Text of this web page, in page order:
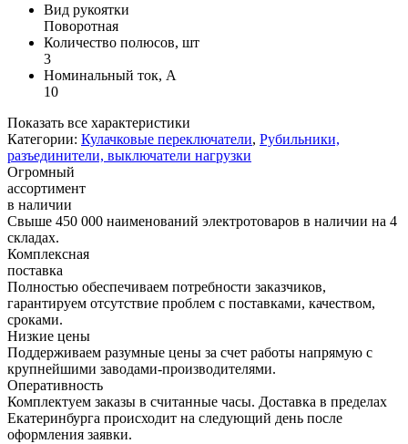
Вид рукоятки
Поворотная
Количество полюсов, шт
3
Номинальный ток, А
10
Показать все характеристики
Категории: Кулачковые переключатели, Рубильники,
разъединители, выключатели нагрузки
Огромный
ассортимент
в наличии
Свыше 450 000 наименований электротоваров в наличии на 4
складах.
Комплексная
поставка
Полностью обеспечиваем потребности заказчиков,
гарантируем отсутствие проблем с поставками, качеством,
сроками.
Низкие цены
Поддерживаем разумные цены за счет работы напрямую с
крупнейшими заводами-производителями.
Оперативность
Комплектуем заказы в считанные часы. Доставка в пределах
Екатеринбурга происходит на следующий день после
оформления заявки.